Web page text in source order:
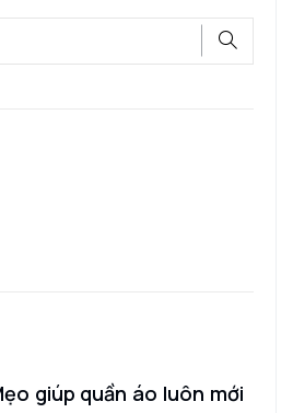
giúp quần áo luôn mới